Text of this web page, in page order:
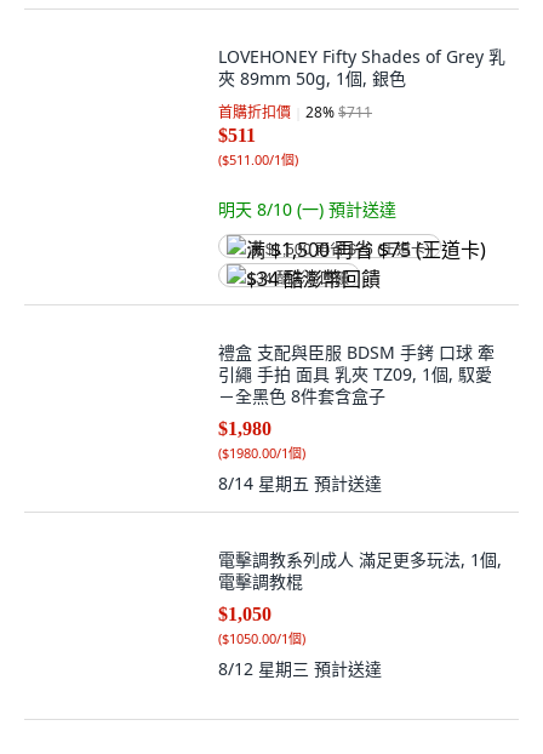
LOVEHONEY Fifty Shades of Grey 乳
夾 89mm 50g, 1個, 銀色
首購折扣價 28%$711
$511
($511.00/1個)
明天 8/10 (一) 預計送達
满 $1,500 再省 $75 (王道卡)
$34 酷澎幣回饋
禮盒 支配與臣服 BDSM 手銬 口球 牽
引繩 手拍 面具 乳夾 TZ09, 1個, 馭愛
－全黑色 8件套含盒子
$1,980
($1980.00/1個)
8/14 星期五 預計送達
電擊調教系列成人 滿足更多玩法, 1個,
電擊調教棍
$1,050
($1050.00/1個)
8/12 星期三 預計送達